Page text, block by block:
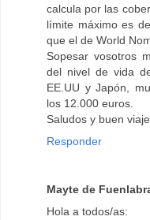
calcula por las
límite máximo es
que el de World
Sopesar vosotros
del nivel de vida
EE.UU y Japón,
los 12.000 euros.
Saludos y buen viaje.
Responder
Mayte de
Hola a todos/as: